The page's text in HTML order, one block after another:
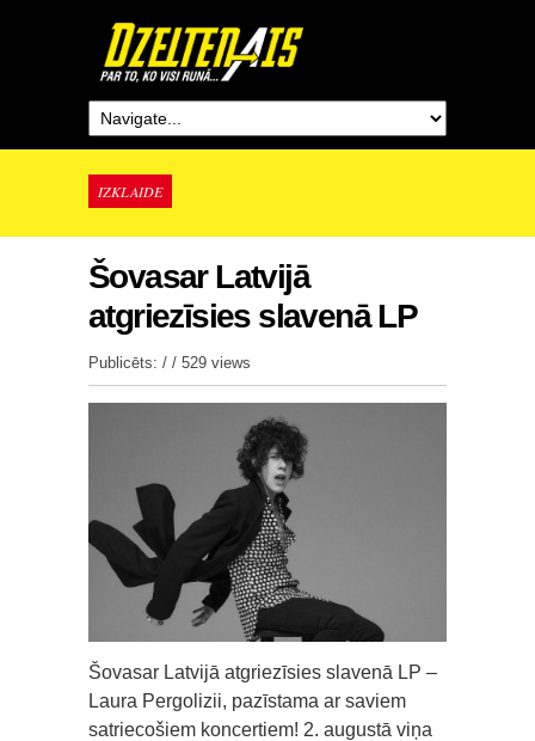
IZKLAIDE
Šovasar Latvijā
atgriezīsies slavenā LP
Publicēts: / / 529 views
Šovasar Latvijā atgriezīsies slavenā LP –
Laura Pergolizii, pazīstama ar saviem
satriecošiem koncertiem! 2. augustā viņa